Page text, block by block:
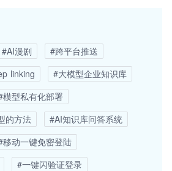
#AI漫剧
#跨平台推送
linking
#大模型企业知识库
模型私有化部署
的方法
#AI知识库问答系统
移动一键免密登陆
#一键闪验证登录